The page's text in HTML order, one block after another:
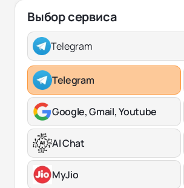
Выбор сервиса
Telegram
Telegram
Google, Gmail, Youtube
AI Chat
MyJio